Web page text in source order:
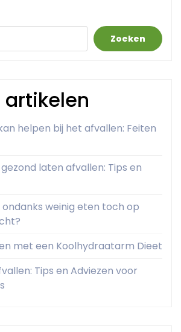
Zoeken
artikelen
helpen bij het afvallen: Feiten
laten afvallen: Tips en
weinig eten toch op
met een Koolhydraatarm Dieet
Tips en Adviezen voor